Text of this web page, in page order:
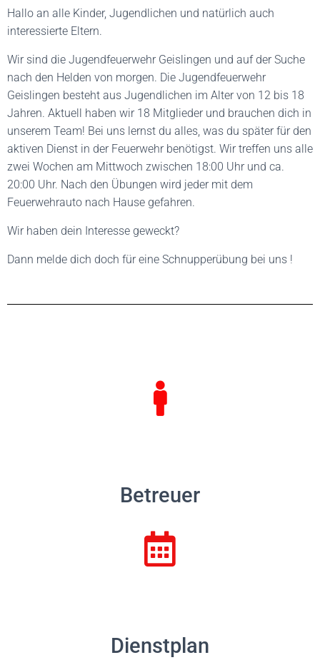
Hallo an alle Kinder, Jugendlichen und natürlich auch
interessierte Eltern.
Wir sind die Jugendfeuerwehr Geislingen und auf der Suche
nach den Helden von morgen. Die Jugendfeuerwehr
Geislingen besteht aus Jugendlichen im Alter von 12 bis 18
Jahren. Aktuell haben wir 18 Mitglieder und brauchen dich in
unserem Team! Bei uns lernst du alles, was du später für den
aktiven Dienst in der Feuerwehr benötigst. Wir treffen uns alle
zwei Wochen am Mittwoch zwischen 18:00 Uhr und ca.
20:00 Uhr. Nach den Übungen wird jeder mit dem
Feuerwehrauto nach Hause gefahren.
Wir haben dein Interesse geweckt?
Dann melde dich doch für eine Schnupperübung bei uns !
Betreuer
Dienstplan